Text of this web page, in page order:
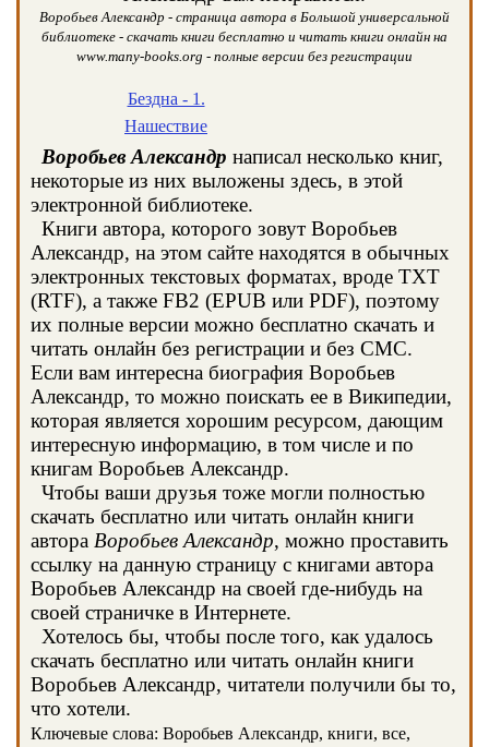
Воробьев Александр - страница автора в Большой универсальной
библиотеке - скачать книги бесплатно и читать книги онлайн на
www.many-books.org - полные версии без регистрации
Бездна - 1.
Нашествие
Воробьев Александр написал несколько книг,
некоторые из них выложены здесь, в этой
электронной библиотеке.
Книги автора, которого зовут Воробьев
Александр, на этом сайте находятся в обычных
электронных текстовых форматах, вроде TXT
(RTF), а также FB2 (EPUB или PDF), поэтому
их полные версии можно бесплатно скачать и
читать онлайн без регистрации и без СМС.
Если вам интересна биография Воробьев
Александр, то можно поискать ее в Википедии,
которая является хорошим ресурсом, дающим
интересную информацию, в том числе и по
книгам Воробьев Александр.
Чтобы ваши друзья тоже могли полностью
скачать бесплатно или читать онлайн книги
автора Воробьев Александр, можно проставить
ссылку на данную страницу с книгами автора
Воробьев Александр на своей где-нибудь на
своей страничке в Интернете.
Хотелось бы, чтобы после того, как удалось
скачать бесплатно или читать онлайн книги
Воробьев Александр, читатели получили бы то,
что хотели.
Ключевые слова: Воробьев Александр, книги, все,